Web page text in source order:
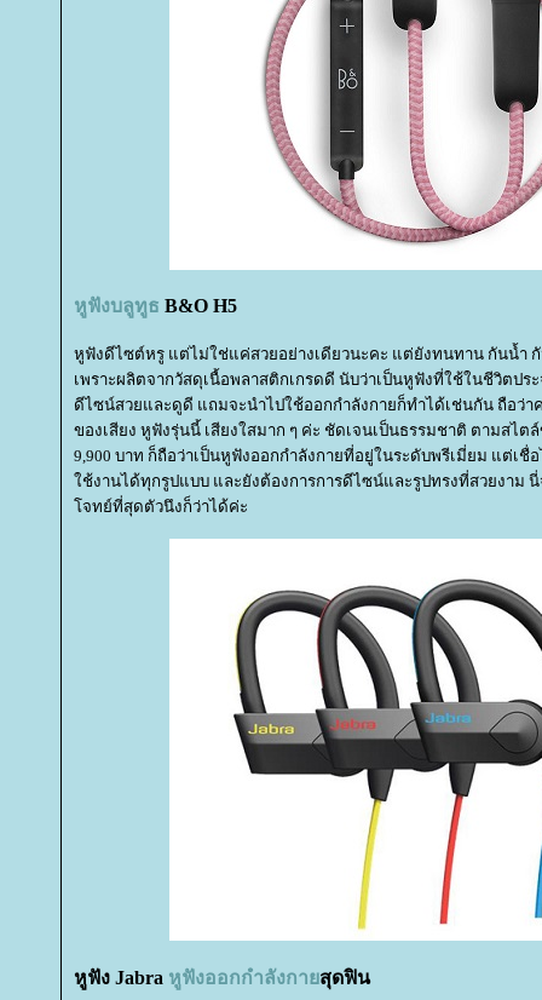
หูฟังบลูทูธ B&O H5
หูฟังดีไซต์หรู แต่ไม่ใช่แค่สวยอย่างเดียวนะคะ แต่ยังทนทาน กันน้ำ
เพราะผลิตจากวัสดุเนื้อพลาสติกเกรดดี นับว่าเป็นหูฟังที่ใช้ในชีวิตปร
ดีไซน์สวยและดูดี แถมจะนำไปใช้ออกกำลังกายก็ทำได้เช่นกัน ถือว่า
ของเสียง หูฟังรุ่นนี้ เสียงใสมาก ๆ ค่ะ ชัดเจนเป็นธรรมชาติ ตามสไต
9,900 บาท ก็ถือว่าเป็นหูฟังออกกำลังกายที่อยู่ในระดับพรีเมี่ยม แต่เชื่
ช้งานได้ทุกรูปแบบ และยังต้องการการดีไซน์และรูปทรงที่สวยงาม
จทย์ที่สุดตัวนึงก็ว่าได้ค่ะ
หูฟัง Jabra หูฟังออกกำลังกาสุดฟิน